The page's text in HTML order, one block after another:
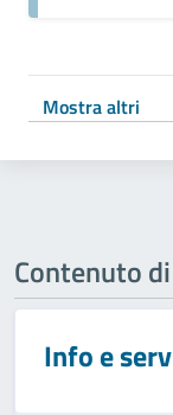
Mostra altri
Contenuto
Info e